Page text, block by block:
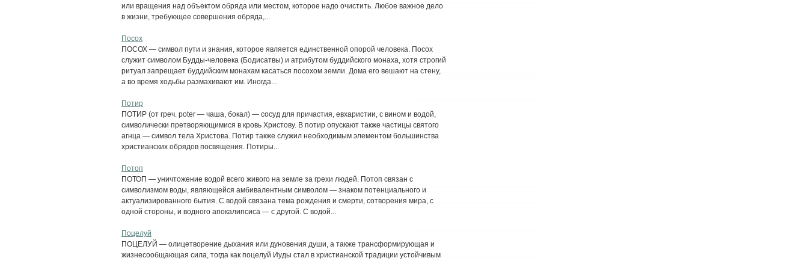
или вращения над объектом обряда или местом, которое надо очистить. Любое важное дело
в жизни, требующее совершения обряда,...
Посох
ПОСОХ — символ пути и знания, которое является единственной опорой человека. Посох
служит символом Будды-человека (Бодисатвы) и атрибутом буддийского монаха, хотя строгий
ритуал запрещает буддийским монахам касаться посохом земли. Дома его вешают на стену,
а во время ходьбы размахивают им. Иногда...
Потир
ПОТИР (от греч. poter — чаша, бокал) — сосуд для причастия, евхаристии, с вином и водой,
символически претворяющимися в кровь Христову. В потир опускают также частицы святого
агнца — символ тела Христова. Потир также служил необходимым элементом большинства
христианских обрядов посвящения. Потиры...
Потоп
ПОТОП — уничтожение водой всего живого на земле за грехи людей. Потоп связан с
символизмом воды, являющейся амбивалентным символом — знаком потенциального и
актуализированного бытия. С водой связана тема рождения и смерти, сотворения мира, с
одной стороны, и водного апокалипсиса — с другой. С водой...
Поцелуй
ПОЦЕЛУЙ — олицетворение дыхания или дуновения души, а также трансформирующая и
жизнесообщающая сила, тогда как поцелуй Иуды стал в христианской традиции устойчивым